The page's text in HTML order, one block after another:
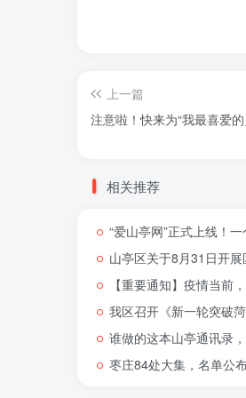
上一篇
注意啦！快来为“我最喜爱
相关推荐
“爱山亭网”正式上线！
山亭区关于8月31日开
【重要通知】疫情当前
我区召开《新一轮突破
谁做的这本山亭通讯录
枣庄84处大集，名单公